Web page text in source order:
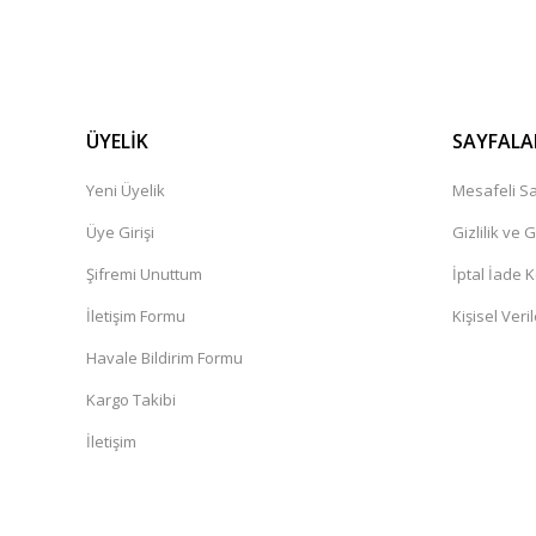
ÜYELİK
Yeni Üyelik
Üye Girişi
Şifremi Unuttum
İletişim Formu
Havale Bildirim Formu
Kargo Takibi
İletişim
Mesafeli
Gizlilik ve
İptal İade
Kişisel